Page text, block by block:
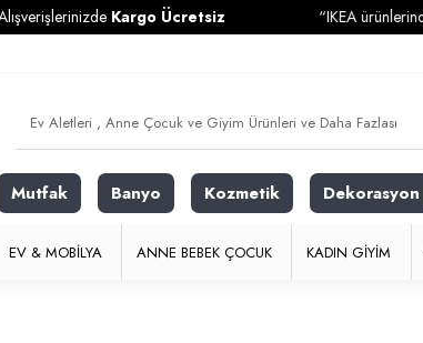
Kargo Ücretsiz “IKEA
Mutfak Banyo Kozmetik Dekorasyon
EV & MOBILYA ANNE BEBEK ÇOCUK KADIN GIYIM